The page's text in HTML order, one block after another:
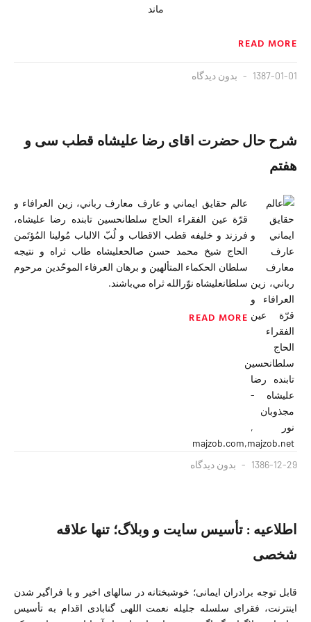
ماند
READ MORE
1387-01-01 بدون دیدگاه
شرح حال حضرت اقای رضا علیشاه قطب سی و
هفتم
عالم حقايق ايماني و عارف معارف رباني، زين العرافاء و
قرّة عين الفقراء الحاج سلطانحسين تابنده رضا عليشاه،
فرزند و خليفه قطب الاقطاب و لُبّ الالباب مُولينا المُؤتَمن
الحاج شيخ محمد حسن صالحعليشاه طاب ثراه و نتيجه
سلطان الحکماء المتألهين و برهان العرفاء الموحّدين مرحوم
سلطانعليشاه نوّرالله ثراه مي‌باشند.
READ MORE
1386-12-29 بدون دیدگاه
اطلاعیه : تأسیس سایت و وبلاگ؛ تنها علاقه
شخصی
قابل توجه برادران ایمانی؛ خوشبختانه در سالهای اخیر و با فراگیر شدن
اینترنت، فقرای سلسله جلیله نعمت اللهی گنابادی اقدام به تأسیس